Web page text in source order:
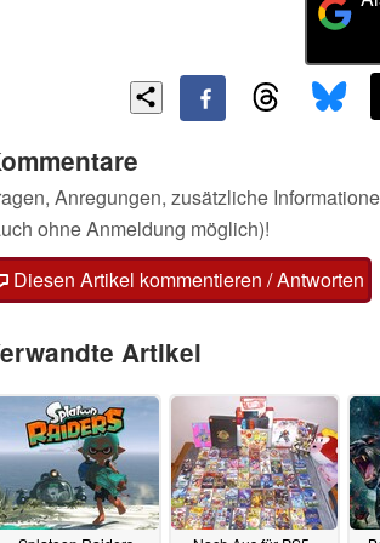
Anregungen, zusätzliche
ohne Anmeldung möglich)!
Diesen Artikel kommentieren / Antworten
Artikel